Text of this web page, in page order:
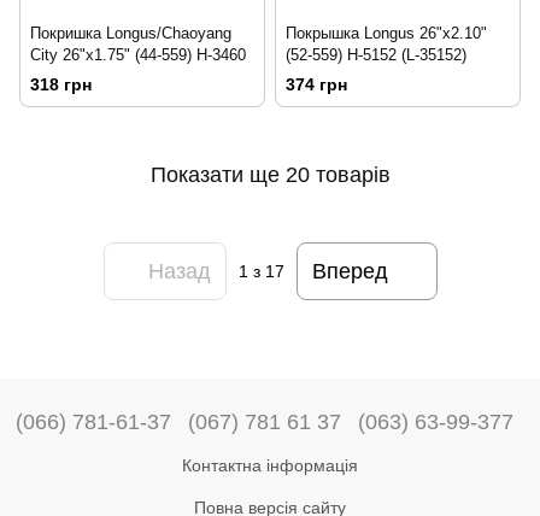
Покришка Longus/Chaoyang
City 26"x1.75" (44-559) H-3460
318 грн
Покрышка Longus 26"x2.10"
(52-559) H-5152 (L-35152)
374 грн
Показати ще 20 товарів
Назад 1з 17 Вперед
(066) 781-61-37 (067) 781 61 37 (063) 63-99-377
Контактна інформація
Повна версія сайту